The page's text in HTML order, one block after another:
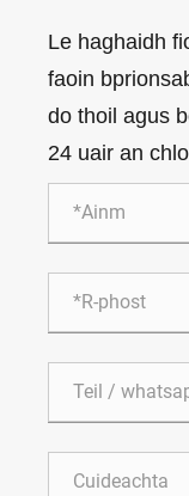
Le haghaidh
faoin
do thoil agus
24 uair an